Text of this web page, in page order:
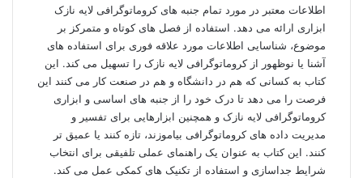
اطلاعات معتبر در مورد تمام جنبه های کروماتوگرافی لایه نازک
ابزاری ارائه می دهد. استفاده از فصل های کوتاه و متمرکز بر
موضوع، شناسایی اطلاعات مورد علاقه فوری برای استفاده های
آشنا یا نوظهور از کروماتوگرافی لایه نازک را تسهیل می کند. این
کتاب به کسانی که هم در دانشگاه و هم در صنعت کار می کنند این
فرصت را می دهد تا درک خود را از جنبه های اساسی و ابزاری
کروماتوگرافی لایه نازک و همچنین ابزارهایی برای تفسیر و
مدیریت داده های کروماتوگرافی بیاموزند، تازه کنند یا عمیق تر
کنند. این کتاب به عنوان یک راهنمای عملی تلفیقی برای انتخاب
شرایط جداسازی و استفاده از تکنیک های کمکی عمل می کند.